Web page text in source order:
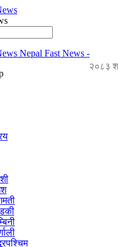
Nepal Fast News -
२०८३